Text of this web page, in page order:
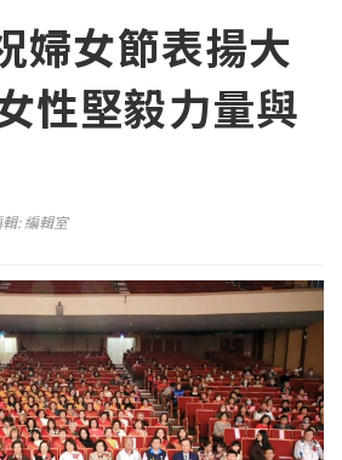
婦女節表揚大
性堅毅力量與
輯:編輯室